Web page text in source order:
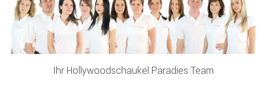
Ihr Hollywoodschaukel Paradies Team